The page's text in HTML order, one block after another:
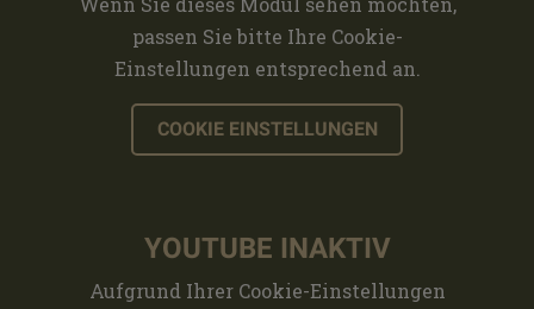
passen Sie bitte Ihre Cookie-
Einstellungen entsprechend an.
COOKIE EINSTELLUNGEN
YOUTUBE INAKTIV
Aufgrund Ihrer Cookie-Einstellungen